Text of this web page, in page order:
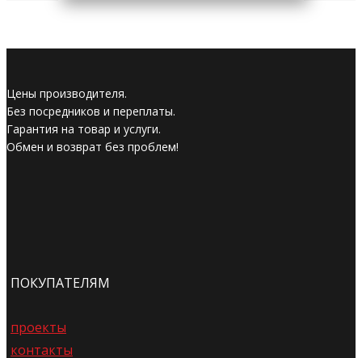
Цены производителя.
Без посредников и переплаты.
Гарантия на товар и услуги.
Обмен и возврат без проблем!
ПОКУПАТЕЛЯМ
проекты
контакты